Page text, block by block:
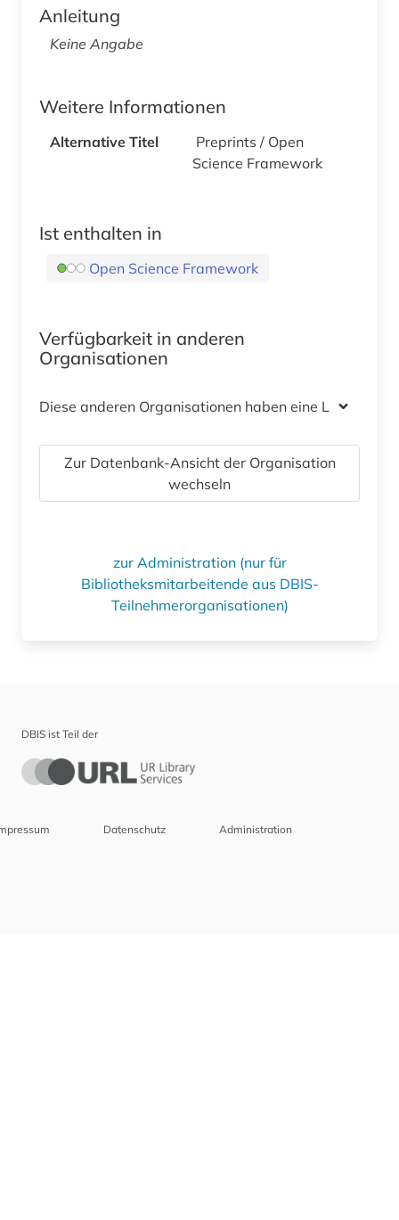
Anleitung
Keine Angabe
Weitere Informationen
Alternative Titel
Preprints / Open
Science Framework
Ist enthalten in
Open Science Framework
Verfügbarkeit in anderen
Organisationen
Diese anderen Organisationen haben eine Lizenz
Zur Datenbank-Ansicht der Organisation
wechseln
zur Administration (nur für
Bibliotheksmitarbeitende aus DBIS-
Teilnehmerorganisationen)
DBIS ist Teil der
Datenschutz Administration